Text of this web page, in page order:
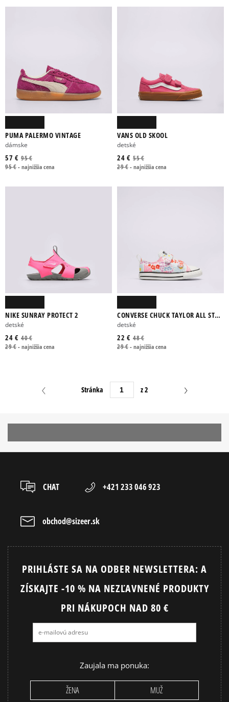
PUMA PALERMO VINTAGE
dámske
95 €
57 €
95 €-najnižšia cena
VANS OLD SKOOL
detské
55 €
24 €
29 €-najnižšia cena
NIKE SUNRAY PROTECT 2
detské
40 €
24 €
29 €-najnižšia cena
CONVERSE CHUCK TAYLOR ALL STAR
2V
detské
48 €
22 €
29 €-najnižšia cena
Stránka z 2
CHAT +421 233 046 923
obchod@sizeer.sk
PRIHLÁSTE SA NA ODBER NEWSLETTERA: A
ZÍSKAJTE -10 % NA NEZĽAVNENÉ PRODUKTY
PRI NÁKUPOCH NAD 80 €
Zaujala ma ponuka:
ŽENA MUŽ